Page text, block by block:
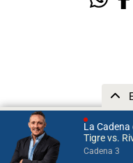
La Cadena
Tigre vs.
Cadena 3